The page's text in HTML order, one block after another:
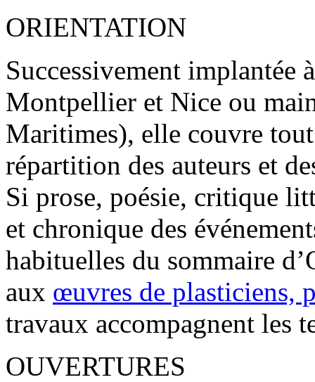
ORIENTATION
Successivement implantée
Montpellier et Nice ou
Maritimes), elle couvre
répartition des auteurs et
Si prose, poésie, critique
et chronique des
habituelles du sommaire
aux œuvres de plasticiens,
travaux accompagnent les
OUVERTURES